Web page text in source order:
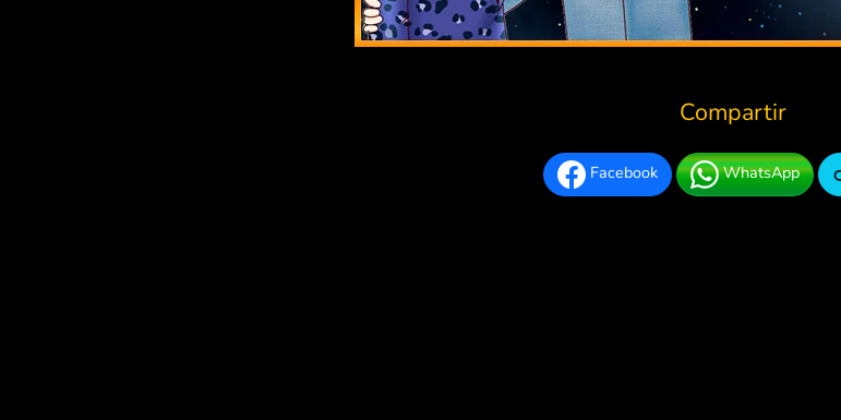
Compartir
Facebook WhatsApp